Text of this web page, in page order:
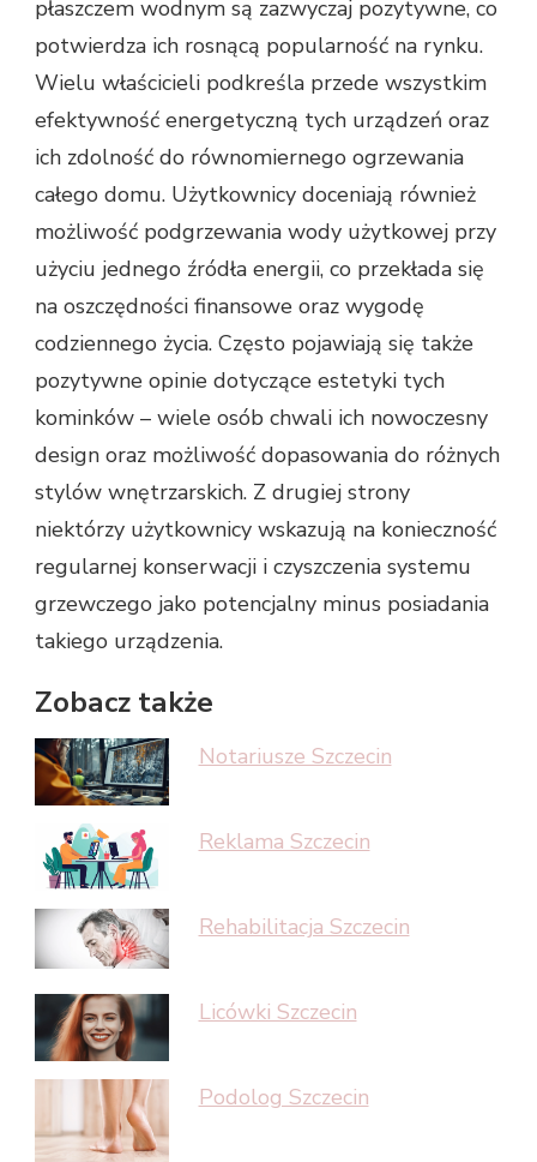
płaszczem wodnym są zazwyczaj pozytywne, co
potwierdza ich rosnącą popularność na rynku.
Wielu właścicieli podkreśla przede wszystkim
efektywność energetyczną tych urządzeń oraz
ich zdolność do równomiernego ogrzewania
całego domu. Użytkownicy doceniają również
możliwość podgrzewania wody użytkowej przy
użyciu jednego źródła energii, co przekłada się
na oszczędności finansowe oraz wygodę
codziennego życia. Często pojawiają się także
pozytywne opinie dotyczące estetyki tych
kominków – wiele osób chwali ich nowoczesny
design oraz możliwość dopasowania do różnych
stylów wnętrzarskich. Z drugiej strony
niektórzy użytkownicy wskazują na konieczność
regularnej konserwacji i czyszczenia systemu
grzewczego jako potencjalny minus posiadania
takiego urządzenia.
Zobacz także
Notariusze Szczecin
Reklama Szczecin
Rehabilitacja Szczecin
Licówki Szczecin
Podolog Szczecin